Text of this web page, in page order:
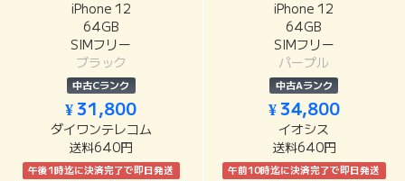
iPhone 12
64GB
SIMフリー
ブラック
中古Cランク
¥ 31,800
ダイワンテレコム
送料640円
午後1時迄に決済完了で即日発送
iPhone 12
64GB
SIMフリー
パープル
中古Aランク
¥ 34,800
イオシス
送料640円
午前10時迄に決済完了で即日発送